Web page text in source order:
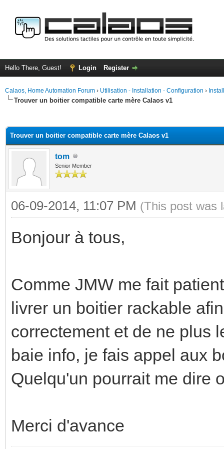
Hello There, Guest! Login Register
Calaos, Home Automation Forum › Utilisation - Installation - Configuration ›
Trouver un boitier compatible carte mère Calaos v1
Trouver un boitier compatible carte mère Calaos v1
tom
Senior Member
06-09-2014, 11:07 PM (This post was
Bonjour à tous,
Comme JMW me fait
livrer un boitier rackable
correctement et de ne plus
baie info, je fais appel aux
Quelqu'un pourrait me dire
Merci d'avance